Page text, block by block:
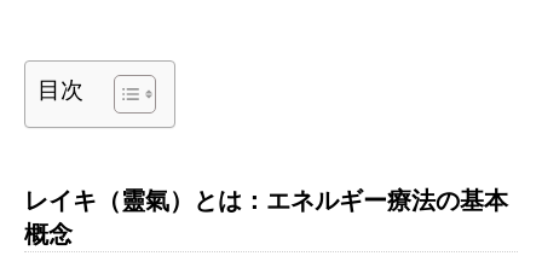
目次
レイキ（靈氣）とは：エネルギー療法の基本
概念